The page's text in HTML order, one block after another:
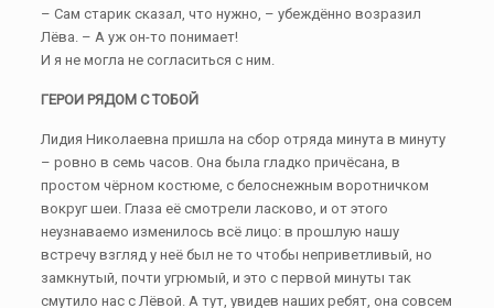
– Сам старик сказал, что нужно, – убеждённо возразил
Лёва. – А уж он-то понимает!
И я не могла не согласиться с ним.
ГЕРОИ РЯДОМ С ТОБОЙ
Лидия Николаевна пришла на сбор отряда минута в минуту
– ровно в семь часов. Она была гладко причёсана, в
простом чёрном костюме, с белоснежным воротничком
вокруг шеи. Глаза её смотрели ласково, и от этого
неузнаваемо изменилось всё лицо: в прошлую нашу
встречу взгляд у неё был не то чтобы неприветливый, но
замкнутый, почти угрюмый, и это с первой минуты так
смутило нас с Лёвой. А тут, увидев наших ребят, она совсем